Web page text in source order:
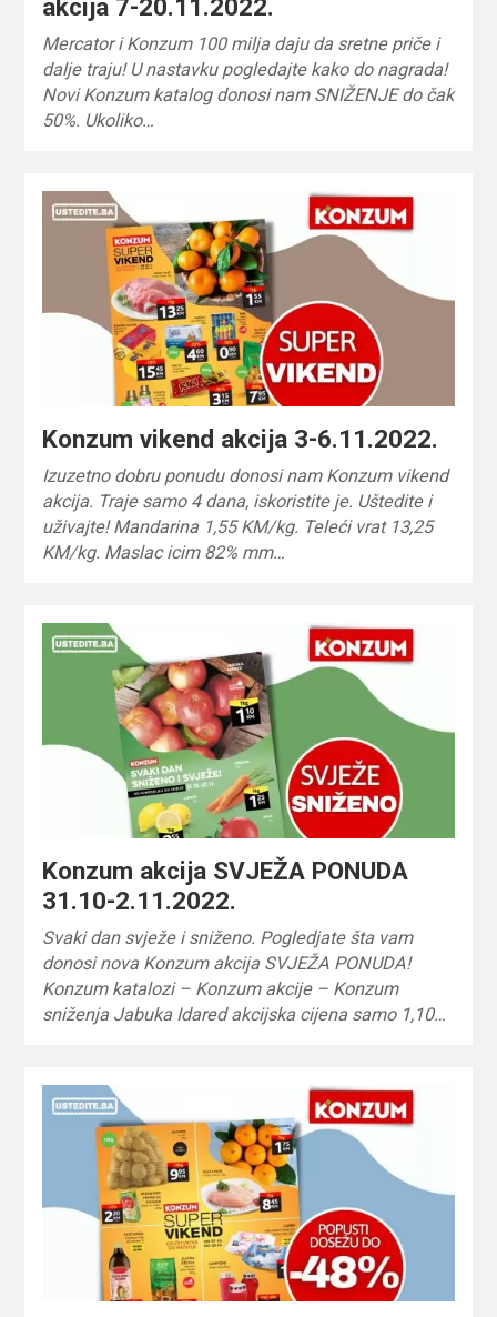
akcija 7-20.11.2022.
Mercator i Konzum 100 milja daju da sretne priče i
dalje traju! U nastavku pogledajte kako do nagrada!
Novi Konzum katalog donosi nam SNIŽENJE do čak
50%. Ukoliko…
Konzum vikend akcija 3-6.11.2022.
Izuzetno dobru ponudu donosi nam Konzum vikend
akcija. Traje samo 4 dana, iskoristite je. Uštedite i
uživajte! Mandarina 1,55 KM/kg. Teleći vrat 13,25
KM/kg. Maslac icim 82% mm…
Konzum akcija SVJEŽA PONUDA
31.10-2.11.2022.
Svaki dan svježe i sniženo. Pogledjate šta vam
donosi nova Konzum akcija SVJEŽA PONUDA!
Konzum katalozi – Konzum akcije – Konzum
sniženja Jabuka Idared akcijska cijena samo 1,10…